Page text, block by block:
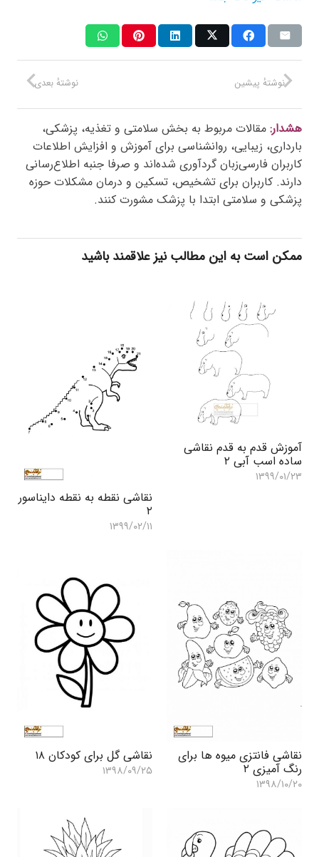
نوشتهٔ بعدی نوشتهٔ پیشین
هشدار: مقالات مربوط به بخش سلامتی و تغذیه، پزشکی،
بارداری، زیبایی، روانشناسی برای آموزش و افزایش اطلاعات
کاربران فارسی‌زبان گردآوری شده‌اند و صرفا جنبه اطلاع‌رسانی
دارند. کاربران برای تشخیص، تسکین و درمان مشکلات حوزه
پزشکی و سلامتی ابتدا با پزشک مشورت کنند.
ممکن است به این مطالب نیز علاقمند باشید
آموزش قدم به قدم نقاشی
ساده اسب آبی ۲
۱۳۹۹/۰۱/۲۳
نقاشی نقطه به نقطه دایناسور
۲
۱۳۹۹/۰۲/۱۱
نقاشی فانتزی میوه ها برای
رنگ آمیزی ۲
۱۳۹۸/۱۰/۲۰
نقاشی گل برای کودکان ۱۸
۱۳۹۸/۰۹/۲۵